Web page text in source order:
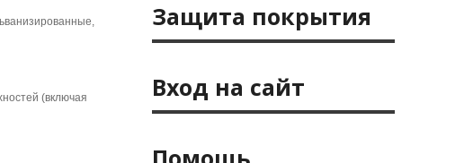
(включая
Защита покрытия
Вход на сайт